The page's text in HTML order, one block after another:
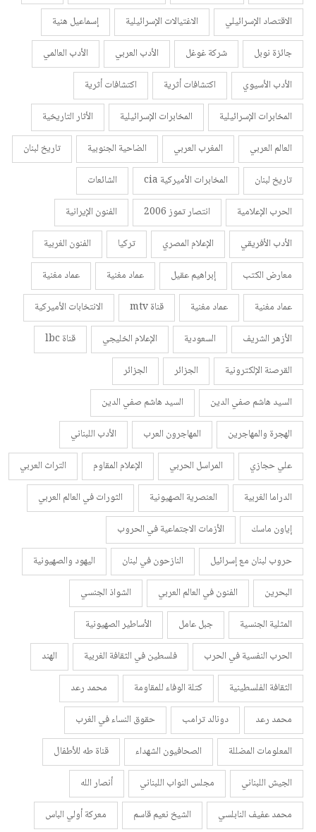
الاقتصاد الإسرائيلي
الاغتيالات الإسرائيلية
إسماعيل هنية
جائزة نوبل
شركة غوغل الأدب العربي
الأدب العالمي
الأدب الأسيوي
اكتشافات أثرية
اكتشافات أثرية
المخابرات الإسرائيلية
المخابرات الإسرائيلية
الأثار التاريخية
العالم العربي
المغرب العربي الضاحية الجنوبية
تاريخ لبنان
تاريخ لبنان
المخابرات الأميركية cia
الشائعات
الحرب الإعلامية
انتصار تموز 2006
الفنون الإيرانية
الأدب الأفريقي
الإعلام المصري تركيا
الفنون الغربية
معارض الكتب
إبراهيم عقيل عماد مغنية
عماد مغنية
عماد مغنية
عماد مغنية قناة mtv
الانتخابات الأميركية
الأزهر الشريف
السعودية الإعلام الخليجي
قناة lbc
القرصنة الإلكترونية
الجزائر
الجزائر
السيد هاشم صفي الدين
السيد هاشم صفي الدين
الهجرة والمهاجرين
المهاجرون العرب
الأدب اللبناني
علي حجازي
المراسل الحربي الإعلام المقاوم
التراث العربي
الدراما الغربية
العنصرية الصهيونية
الثورات في العالم العربي
إياون ماسك
الأزمات الاجتماعية في الحروب
حروب لبنان مع إسرائيل
النازحون في لبنان
اليهود والصهيونية
البحرين
الفنون في العالم العربي
الشواذ الجنسي
المثلية الجنسية
جبل عامل
الأساطير الصهيونية
الحرب النفسية في الحرب
فلسطين في الثقافة الغربية
الهند
الثقافة الفلسطينية
كتلة الوفاء للمقاومة
محمد رعد
محمد رعد
دونالد ترامب
حقوق النساء في الغرب
المعلومات المضللة
الصحافيون الشهداء
قناة طه للأطفال
الجيش اللبناني
مجلس النواب اللبناني
أنصار الله
محمد عفيف النابلسي
الشيخ نعيم قاسم معركة أولي الباس